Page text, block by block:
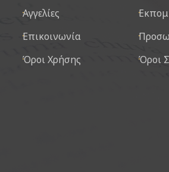
Αγγελίες
Επικοινωνία
Όροι Χρήσης
Όροι